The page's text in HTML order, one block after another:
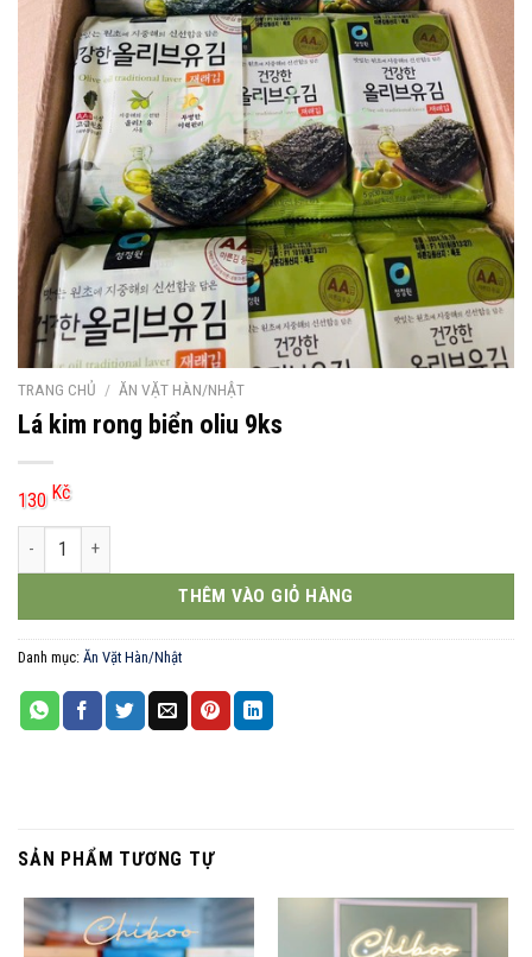
TRANG CHỦ / ĂN VẶT HÀN/NHẬT
Lá kim rong biển oliu 9ks
130 Kč
Lá kim rong biển oliu 9ks số lượng
THÊM VÀO GIỎ HÀNG
Danh mục: Ăn Vặt Hàn/Nhật
SẢN PHẨM TƯƠNG TỰ